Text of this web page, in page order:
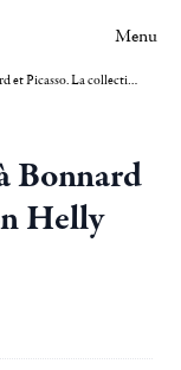
Menu
De l'impressionnisme à Bonnard et Picasso. La collection Helly Nahmad
Bonnard
Helly